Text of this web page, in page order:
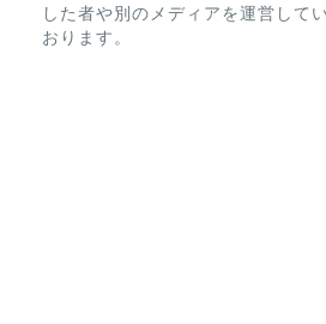
した者や別のメディアを運営して
おります。